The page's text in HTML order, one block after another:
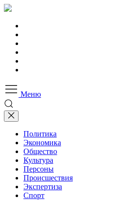
Меню
Политика
Экономика
Общество
Культура
Персоны
Происшествия
Экспертиза
Спорт